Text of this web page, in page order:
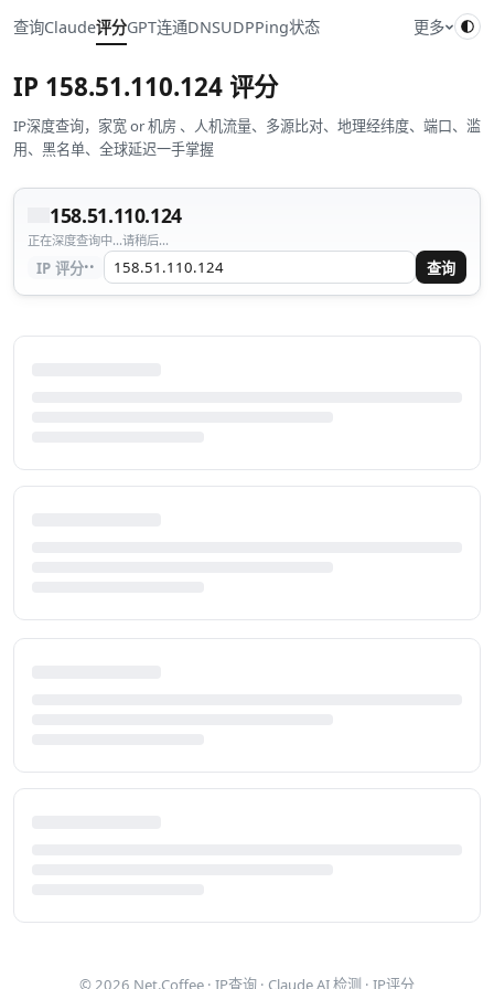
查询Claude评分GPT连通DNSUDPPing状态 更多
IP 158.51.110.124 评分
IP深度查询，家宽 or 机房 、人机流量、多源比对、地理经纬度、端口、滥
用、黑名单、全球延迟一手掌握
158.51.110.124
正在深度查询中...请稍后...
IP 评分·· 查询
© 2026 Net.Coffee · IP查询 · Claude AI 检测 · IP评分